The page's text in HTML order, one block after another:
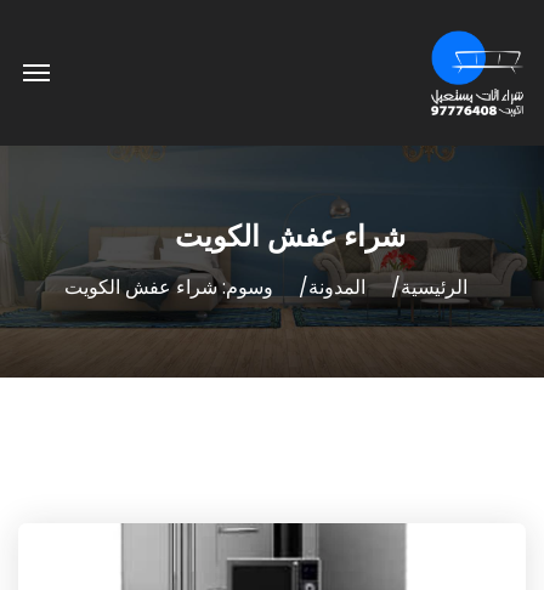
شراء عفش الكويت
الرئيسية المدونة وسوم: شراء عفش الكويت